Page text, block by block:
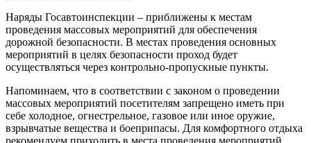
Наряды Госавтоинспекции – приближены к местам
проведения массовых мероприятий для обеспечения
дорожной безопасности. В местах проведения основных
мероприятий в целях безопасности проход будет
осуществляться через контрольно-пропускные пункты.
Напоминаем, что в соответствии с законом о проведении
массовых мероприятий посетителям запрещено иметь при
себе холодное, огнестрельное, газовое или иное оружие,
взрывчатые вещества и боеприпасы. Для комфортного отдыха
рекомендуем приходить в места проведения мероприятий